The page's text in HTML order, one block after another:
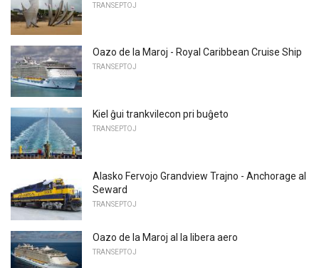
TRANSEPTOJ
Oazo de la Maroj - Royal Caribbean Cruise Ship
TRANSEPTOJ
Kiel ĝui trankvilecon pri buĝeto
TRANSEPTOJ
Alasko Fervojo Grandview Trajno - Anchorage al
Seward
TRANSEPTOJ
Oazo de la Maroj al la libera aero
TRANSEPTOJ